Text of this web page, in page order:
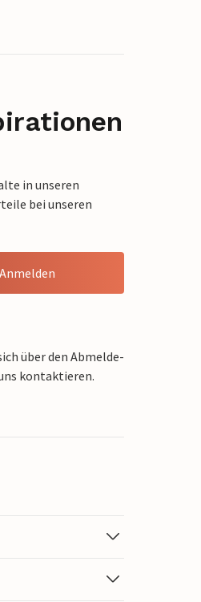
in unseren
bei unseren
Anmelden
über den Abmelde-
kontaktieren.